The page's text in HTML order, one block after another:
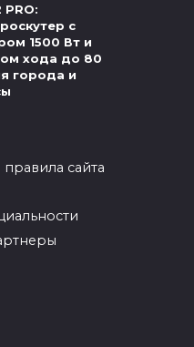
PRO:
с
1500 Вт и
хода до 80
города и
сайта